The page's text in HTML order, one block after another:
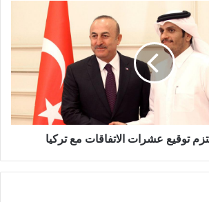
توقيع عشرات الاتفاقات مع تركيا